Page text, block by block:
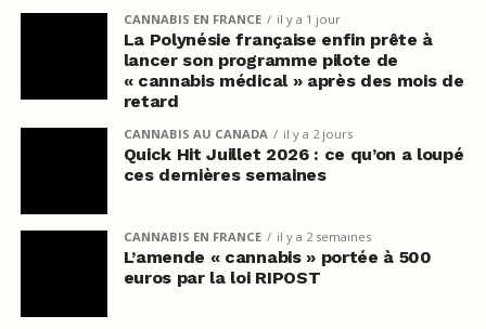
CANNABIS EN FRANCE il y a 1 jour
La Polynésie française enfin prête à
lancer son programme pilote de
« cannabis médical » après des mois de
retard
CANNABIS AU CANADA il y a 2 jours
Quick Hit Juillet 2026 : ce qu’on a loupé
ces dernières semaines
CANNABIS EN FRANCE il y a 2 semaines
L’amende « cannabis » portée à 500
euros par la loi RIPOST